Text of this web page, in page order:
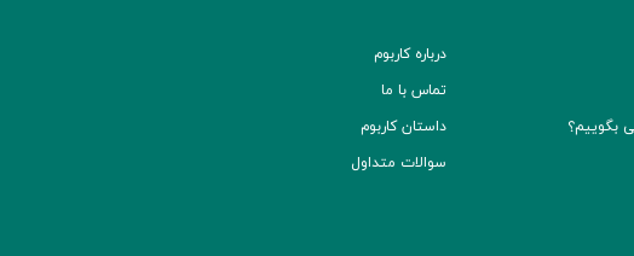
بگوییم؟
درباره کاربوم
تماس با ما
داستان کاربوم
سوالات متداول